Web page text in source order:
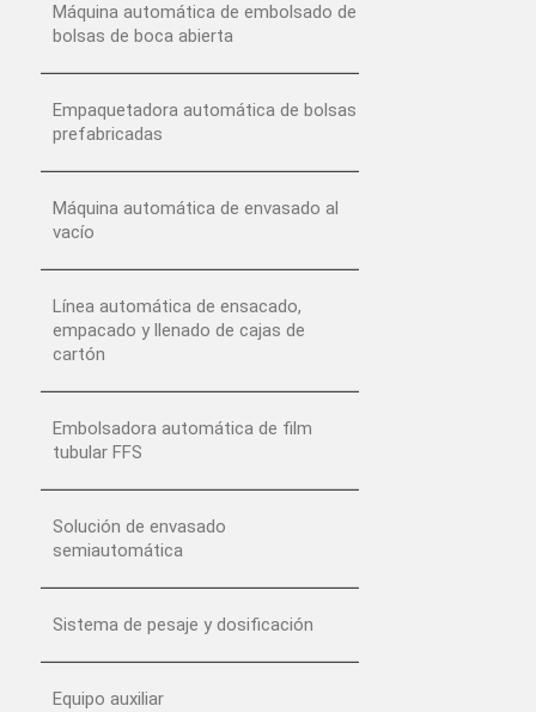
Máquina automática de embolsado de
bolsas de boca abierta
Empaquetadora automática de bolsas
prefabricadas
Máquina automática de envasado al
vacío
Línea automática de ensacado,
empacado y llenado de cajas de
cartón
Embolsadora automática de film
tubular FFS
Solución de envasado
semiautomática
Sistema de pesaje y dosificación
Equipo auxiliar